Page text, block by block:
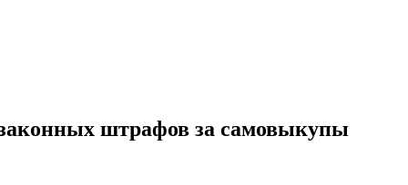
штрафов за самовыкупы